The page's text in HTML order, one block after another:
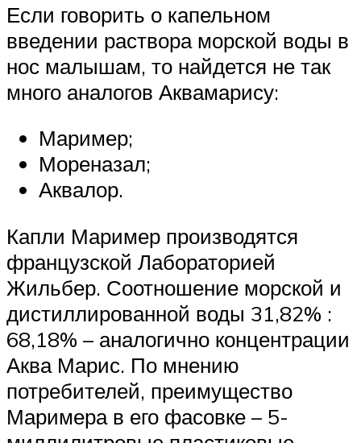
Если говорить о капельном
введении раствора морской воды в
нос малышам, то найдется не так
много аналогов Аквамарису:
Маример;
Мореназал;
Аквалор.
Капли Маример производятся
французской Лабораторией
Жильбер. Соотношение морской и
дистиллированной воды 31,82% :
68,18% – аналогично концентрации
Аква Марис. По мнению
потребителей, преимущество
Маримера в его фасовке – 5-